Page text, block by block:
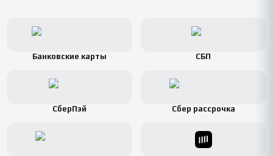
Банковские карты СБП
СберПэй Сбер рассрочка